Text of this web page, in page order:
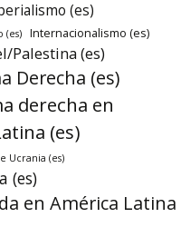
(es)
(es)
Internacionalismo (es)
Palestina (es)
Derecha (es)
derecha en
(es)
Ucrania (es)
(es)
en América Latina